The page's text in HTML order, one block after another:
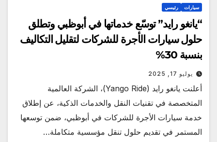
سيارات رئيسي
“يانغو رايد” توسّع خدماتها في أبوظبي وتطلق
حلول سيارات الأجرة للشركات لتقليل التكاليف
بنسبة 30%
يوليو 17, 2025
أعلنت يانغو رايد (Yango Ride)، الشركة العالمية
المتخصصة في تقنيات النقل والخدمات الذكية، عن إطلاق
خدمة سيارات الأجرة للشركات في أبوظبي، ضمن توسعها
المستمر في تقديم حلول تنقل مؤسسية متكاملة…